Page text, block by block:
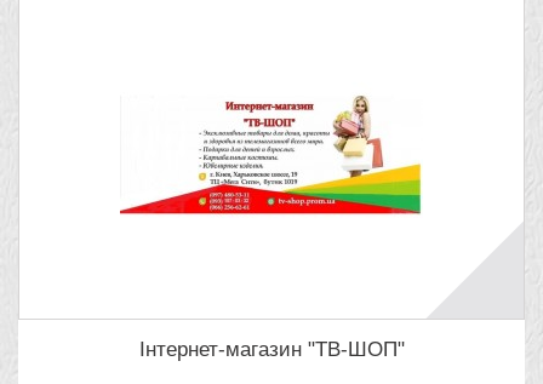
Інтернет-магазин "ТВ-ШОП"